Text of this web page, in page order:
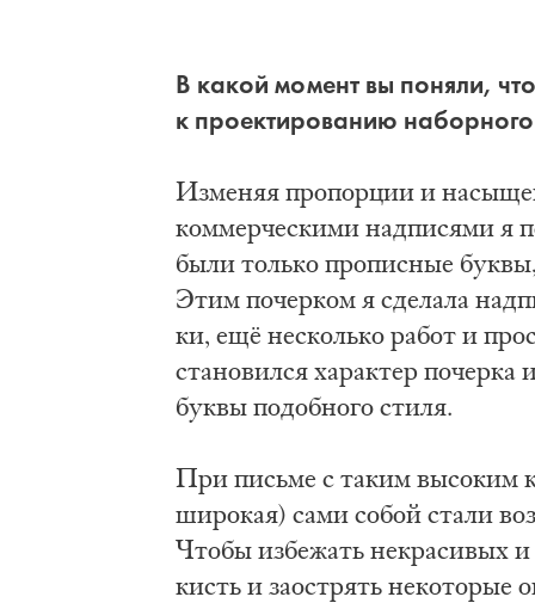
В ка­кой мо­мент вы по­ня­ли,
к про­ек­ти­ро­ва­нию
Из­ме­няя про­пор­ции и
ком­мер­че­ски­ми над­пи­ся­ми я
бы­ли толь­ко про­пис­ные
Этим по­чер­ком я сде­ла­ла
ки, ещё не­сколь­ко ра­бот и
ста­но­вил­ся ха­рак­тер
бук­вы по­доб­но­го сти­ля.
При пись­ме с та­ким вы­со­ким
ши­ро­кая) са­ми со­бой ста­ли
Что­бы из­бе­жать не­кра­си­вых
кисть и за­острять